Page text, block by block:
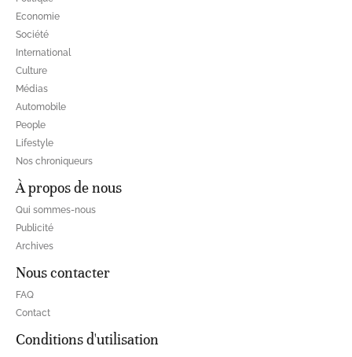
Economie
Société
International
Culture
Médias
Automobile
People
Lifestyle
Nos chroniqueurs
À propos de nous
Qui sommes-nous
Publicité
Archives
Nous contacter
FAQ
Contact
Conditions d'utilisation